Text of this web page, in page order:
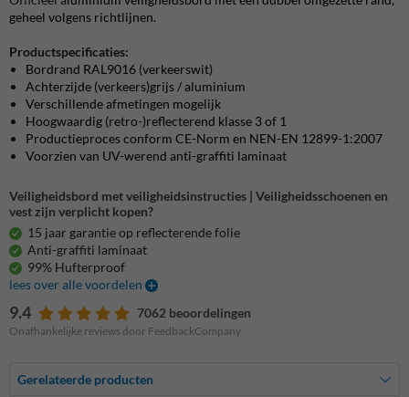
geheel volgens richtlijnen.
Productspecificaties:
Bordrand RAL9016 (verkeerswit)
Achterzijde (verkeers)grijs / aluminium
Verschillende afmetingen mogelijk
Hoogwaardig (retro-)reflecterend klasse 3 of 1
Productieproces conform CE-Norm en NEN-EN 12899-1:2007
Voorzien van UV-werend anti-graffiti laminaat
Veiligheidsbord met veiligheidsinstructies | Veiligheidsschoenen en
vest zijn verplicht kopen?
15 jaar garantie op reflecterende folie
Anti-graffiti laminaat
99% Hufterproof
lees over alle voordelen
9.4 7062 beoordelingen
Onafhankelijke reviews door FeedbackCompany
Gerelateerde producten